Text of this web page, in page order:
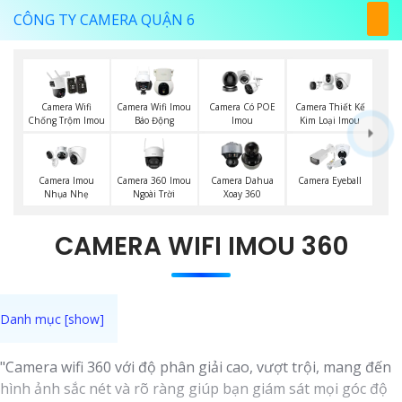
CÔNG TY CAMERA QUẬN 6
Camera Wifi
Chống Trộm Imou
Camera Wifi Imou
Báo Động
Camera Có POE
Imou
Camera Thiết Kế
Kim Loại Imou
Camera Imou
Nhụa Nhẹ
Camera 360 Imou
Ngoài Trời
Camera Dahua
Xoay 360
Camera Eyeball
CAMERA WIFI IMOU 360
"Camera wifi 360 với độ phân giải cao, vượt trội, mang đến
hình ảnh sắc nét và rõ ràng giúp bạn giám sát mọi góc độ